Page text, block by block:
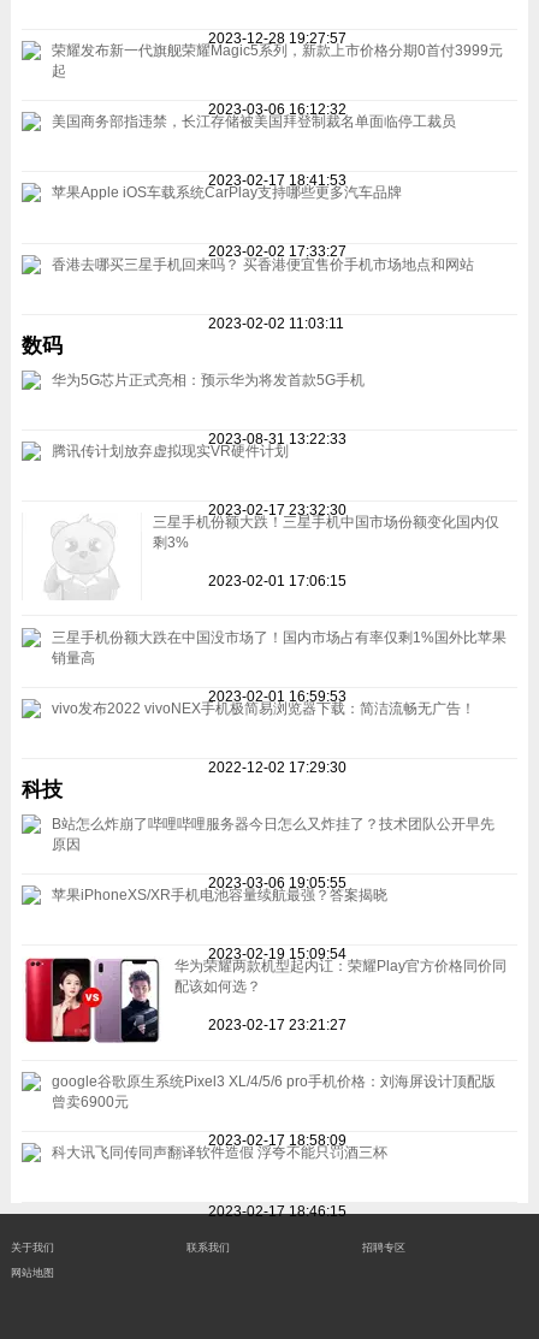
2023-12-28 19:27:57
荣耀发布新一代旗舰荣耀Magic5系列，新款上市价格分期0首付3999元
起
2023-03-06 16:12:32
美国商务部指违禁，长江存储被美国拜登制裁名单面临停工裁员
2023-02-17 18:41:53
苹果Apple iOS车载系统CarPlay支持哪些更多汽车品牌
2023-02-02 17:33:27
香港去哪买三星手机回来吗？ 买香港便宜售价手机市场地点和网站
2023-02-02 11:03:11
数码
华为5G芯片正式亮相：预示华为将发首款5G手机
2023-08-31 13:22:33
腾讯传计划放弃虚拟现实VR硬件计划
2023-02-17 23:32:30
三星手机份额大跌！三星手机中国市场份额变化国内仅
剩3%
2023-02-01 17:06:15
三星手机份额大跌在中国没市场了！国内市场占有率仅剩1%国外比苹果
销量高
2023-02-01 16:59:53
vivo发布2022 vivoNEX手机极简易浏览器下载：简洁流畅无广告！
2022-12-02 17:29:30
科技
B站怎么炸崩了哔哩哔哩服务器今日怎么又炸挂了？技术团队公开早先
原因
2023-03-06 19:05:55
苹果iPhoneXS/XR手机电池容量续航最强？答案揭晓
2023-02-19 15:09:54
华为荣耀两款机型起内讧：荣耀Play官方价格同价同
配该如何选？
2023-02-17 23:21:27
google谷歌原生系统Pixel3 XL/4/5/6 pro手机价格：刘海屏设计顶配版
曾卖6900元
2023-02-17 18:58:09
科大讯飞同传同声翻译软件造假 浮夸不能只罚酒三杯
2023-02-17 18:46:15
关于我们 联系我们 招聘专区
网站地图